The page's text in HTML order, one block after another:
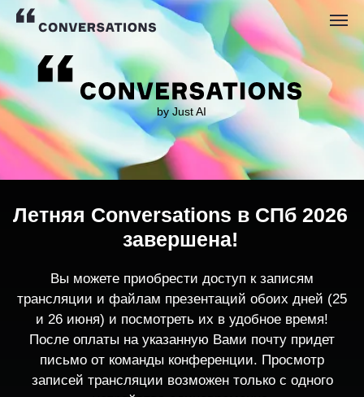
by Just AI
трансляции и файлам презентаций обоих дней (25
После оплаты на указанную Вами почту придет
записей трансляции возможен только с одного
устройства единовременно.
По любым вопросам пишите
contact@conversations-ai.co m
Летняя Conversations в СПб 2026
завершена!